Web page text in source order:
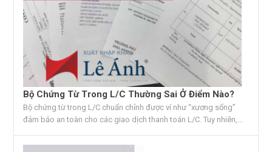
Bộ Chứng Từ Trong L/C Thường Sai Ở Điểm Nào?
Bộ chứng từ trong L/C chuẩn chỉnh được ví như “xương sống”
đảm bảo an toàn cho các giao dịch thanh toán L/C. Tuy nhiên,...